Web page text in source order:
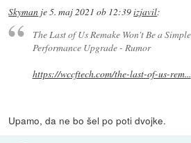
Skyman je5. maj 2021 ob 12:39izjavil:
The Last of Us Remake Won't Be a
Performance Upgrade - Rumor
https://wccftech.com/the-last-of-us-rem...
Upamo, da ne bo šel po poti dvojke.